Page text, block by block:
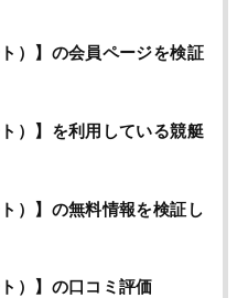
）】の会員ページを検証
）】を利用している競艇
）】の無料情報を検証し
）】の口コミ評価